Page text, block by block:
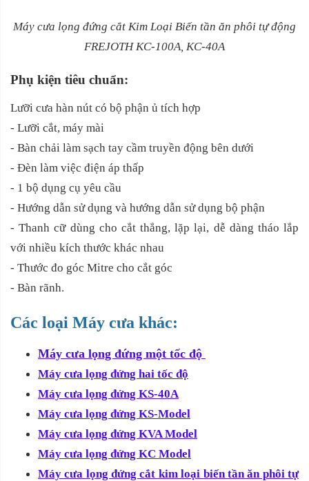
Máy cưa lọng đứng cắt Kim Loại Biến tần ăn phôi tự động
FREJOTH KC-100A, KC-40A
Phụ kiện tiêu chuẩn:
Lưỡi cưa hàn nút có bộ phận ủ tích hợp
- Lưỡi cắt, máy mài
- Bàn chải làm sạch tay cầm truyền động bên dưới
- Đèn làm việc điện áp thấp
- 1 bộ dụng cụ yêu cầu
- Hướng dẫn sử dụng và hướng dẫn sử dụng bộ phận
- Thanh cữ dùng cho cắt thẳng, lặp lại, dễ dàng tháo lắp
với nhiều kích thước khác nhau
- Thước đo góc Mitre cho cắt góc
- Bàn rãnh.
Các loại Máy cưa khác:
Máy cưa lọng đứng một tốc độ
Máy cưa lọng đứng hai tốc độ
Máy cưa lọng đứng KS-40A
Máy cưa lọng đứng KS-Model
Máy cưa lọng đứng KVA Model
Máy cưa lọng đứng KC Model
Máy cưa lọng đứng cắt kim loại biến tần ăn phôi tự